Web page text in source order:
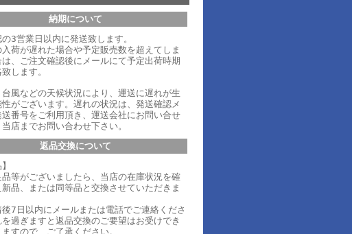
納期について
3営業日以内に発送致します。
入荷が遅れた場合や予定販売数を超えてしま
、 ご注文確認後にメールにて予定出荷時期
します。
風などの天候状況により、運送に遅れが生
性がございます。遅れの状況は、発送確認メ
送番号をご利用頂き、運送会社にお問い合せ
店までお問い合わせ下さい。
返品交換について
等がございましたら、当店の在庫状況を確
品、または同等品と交換させていただきま
7日以内にメールまたは電話でご連絡くださ
を過ぎますと返品交換のご要望はお受けでき
すので、ご了承ください。